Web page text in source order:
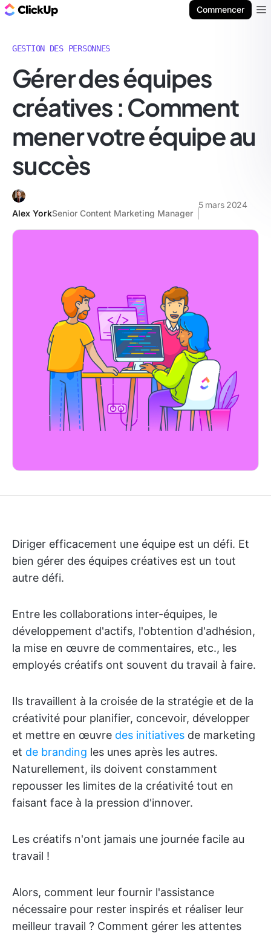
Commencer
GESTION DES PERSONNES
Gérer des équipes
créatives : Comment
mener votre équipe au
succès
Alex YorkSenior Content Marketing Manager
5 mars 2024
Diriger efficacement une équipe est un défi. Et
bien gérer des équipes créatives est un tout
autre défi.
Entre les collaborations inter-équipes, le
développement d'actifs, l'obtention d'adhésion,
la mise en œuvre de commentaires, etc., les
employés créatifs ont souvent du travail à faire.
Ils travaillent à la croisée de la stratégie et de la
créativité pour planifier, concevoir, développer
et mettre en œuvre des initiatives de marketing
et de branding les unes après les autres.
Naturellement, ils doivent constamment
repousser les limites de la créativité tout en
faisant face à la pression d'innover.
Les créatifs n'ont jamais une journée facile au
travail !
Alors, comment leur fournir l'assistance
nécessaire pour rester inspirés et réaliser leur
meilleur travail ? Comment gérer les attentes